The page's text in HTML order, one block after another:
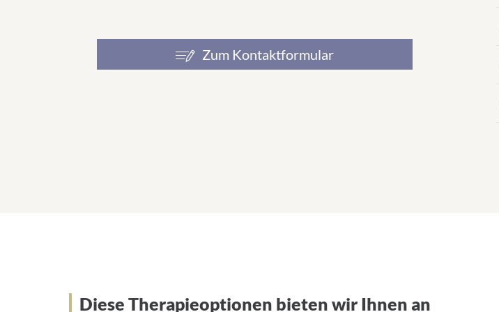
Zum Kontaktformular
Therapieangebot
Diese Therapieoptionen bieten wir Ihnen an